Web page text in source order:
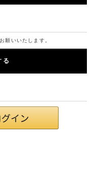
願いいたします。
る